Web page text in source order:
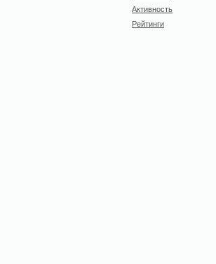
Активность
Рейтинги